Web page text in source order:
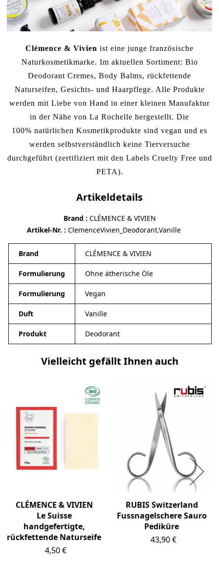
Clémence & Vivien ist eine junge französische
Naturkosmetikmarke. Im aktuellen Sortiment: Bio
Deodorant Cremes, Body Balms, rückfettende
Naturseifen, Gesichts- und Haarpflege. Alle Produkte
werden mit Liebe von Hand in einer kleinen Manufaktur
in der Nähe von La Rochelle hergestellt. Die
100% natürlichen Kosmetikprodukte sind vegan und es
werden selbstverständlich keine Tierversuche
durchgeführt (zertifiziert mit den Labels Cruelty Free und
PETA).
Artikeldetails
Brand
CLÉMENCE & VIVIEN
Artikel-Nr.
ClemenceVivien_Deodorant.Vanille
Brand CLÉMENCE & VIVIEN
Formulierung Ohne ätherische Öle
Formulierung Vegan
Duft Vanille
Produkt Deodorant
Vielleicht gefällt Ihnen auch
CLÉMENCE & VIVIEN
Le Suisse
handgefertigte,
rückfettende Naturseife
Preis
4,50 €
RUBIS Switzerland
Fussnagelschere Sauro
Pediküre
Preis
43,90 €